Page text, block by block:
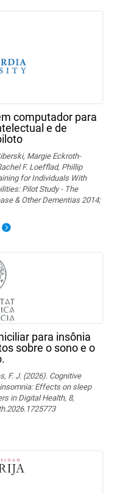
computador para
e de
Margie Eckroth-
F. Loefflad, Phillip
for Individuals With
Pilot Study - The
& Other Dementias 2014;
para insônia
sobre o sono e o
F. J. (2026). Cognitive
Effects on sleep
in Digital Health, 8,